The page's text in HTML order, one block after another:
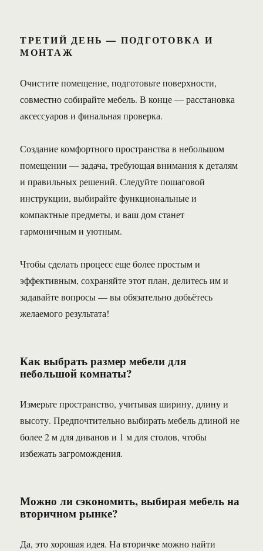
ТРЕТИЙ ДЕНЬ — ПОДГОТОВКА И
МОНТАЖ
Очистите помещение, подготовьте поверхности,
совместно собирайте мебель. В конце — расстановка
аксессуаров и финальная проверка.
Создание комфортного пространства в небольшом
помещении — задача, требующая внимания к деталям
и правильных решений. Следуйте пошаговой
инструкции, выбирайте функциональные и
компактные предметы, и ваш дом станет
гармоничным и уютным.
Чтобы сделать процесс еще более простым и
эффективным, сохраняйте этот план, делитесь им и
задавайте вопросы — вы обязательно добьётесь
желаемого результата!
Как выбрать размер мебели для
небольшой комнаты?
Измерьте пространство, учитывая ширину, длину и
высоту. Предпочтительно выбирать мебель длиной не
более 2 м для диванов и 1 м для столов, чтобы
избежать загромождения.
Можно ли сэкономить, выбирая мебель на
вторичном рынке?
Да, это хорошая идея. На вторичке можно найти